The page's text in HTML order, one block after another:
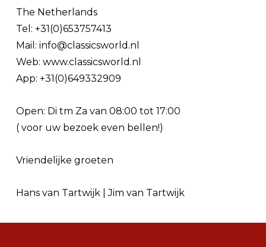
The Netherlands
Tel: +31(0)653757413
Mail: info@classicsworld.nl
Web: www.classicsworld.nl
App: +31(0)649332909
Open: Di tm Za van 08:00 tot 17:00
( voor uw bezoek even bellen!)
Vriendelijke groeten
Hans van Tartwijk | Jim van Tartwijk